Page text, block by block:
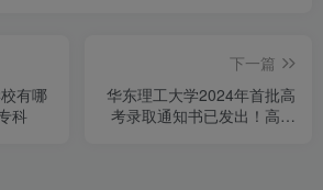
有哪
科
下一篇
华东理工大学2024年首批高
考录取通知书已发出！高考